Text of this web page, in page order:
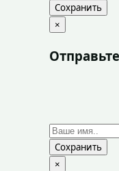
Сохранить
×
Сохранить
×